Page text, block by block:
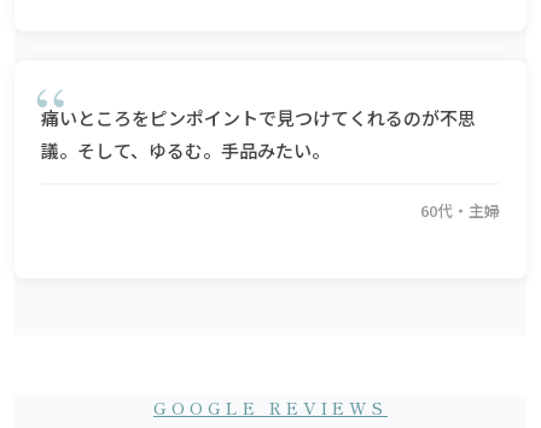
痛いところをピンポイントで見つけてくれるのが不思
議。そして、ゆるむ。手品みたい。
60代・主婦
GOOGLE REVIEWS